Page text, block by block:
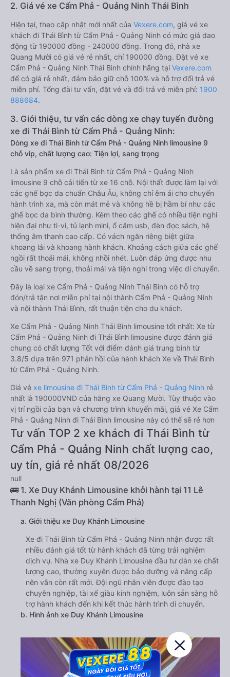
2. Giá vé xe Cẩm Phả - Quảng Ninh Thái Bình
Hiện tại, theo cập nhật mới nhất của Vexere.com, giá vé xe
khách đi Thái Bình từ Cẩm Phả - Quảng Ninh có mức giá dao
động từ 190000 đồng - 240000 đồng. Trong đó, nhà xe
Quang Mười có giá vé rẻ nhất, chỉ 190000 đồng. Đặt vé xe
Cẩm Phả - Quảng Ninh Thái Bình chính hãng tại Vexere.com
để có giá rẻ nhất, đảm bảo giữ chỗ 100% và hỗ trợ đổi trả vé
miễn phí. Tổng đài tư vấn, đặt vé và đổi trả vé miễn phí: 1900
888684.
3. Giới thiệu, tư vấn các dòng xe chạy tuyến đường
xe đi Thái Bình từ Cẩm Phả - Quảng Ninh:
Dòng xe đi Thái Bình từ Cẩm Phả - Quảng Ninh limousine 9
chỗ vip, chất lượng cao: Tiện lợi, sang trọng
Là sản phẩm xe đi Thái Bình từ Cẩm Phả - Quảng Ninh
limousine 9 chỗ cải tiến từ xe 16 chỗ. Nội thất được làm lại với
các ghế bọc da chuẩn Châu Âu, không chỉ êm ái cho chuyến
hành trình xa, mà còn mát mẻ và không hề bị hầm bí như các
ghế bọc da bình thường. Kèm theo các ghế có nhiều tiện nghi
hiện đại như ti-vi, tủ lạnh mini, ổ cắm usb, đèn đọc sách, hệ
thống âm thanh cao cấp. Có vách ngăn riêng biệt giữa
khoang lái và khoang hành khách. Khoảng cách giữa các ghế
ngồi rất thoải mái, không nhồi nhét. Luôn đáp ứng được nhu
cầu về sang trọng, thoải mái và tiện nghi trong việc di chuyển.
Đây là loại xe Cẩm Phả - Quảng Ninh Thái Bình có hỗ trợ
đón/trả tận nơi miễn phí tại nội thành Cẩm Phả - Quảng Ninh
và nội thành Thái Bình, rất thuận tiện cho du khách.
Xe Cẩm Phả - Quảng Ninh Thái Bình limousine tốt nhất: Xe từ
Cẩm Phả - Quảng Ninh đi Thái Bình limousine được đánh giá
chung có chất lượng Tốt với điểm đánh giá trung bình từ
3.8/5 dựa trên 971 phản hồi của hành khách Xe về Thái Bình
từ Cẩm Phả - Quảng Ninh.
Giá vé xe limousine đi Thái Bình từ Cẩm Phả - Quảng Ninh rẻ
nhất là 190000VND của hãng xe Quang Mười. Tùy thuộc vào
vị trí ngồi của bạn và chương trình khuyến mãi, giá vé Xe Cẩm
Phả - Quảng Ninh đi Thái Bình limousine này có thể sẽ rẻ hơn
Tư vấn TOP 2 xe khách đi Thái Bình từ
Cẩm Phả - Quảng Ninh chất lượng cao,
uy tín, giá rẻ nhất 08/2026
null
🚌 1. Xe Duy Khánh Limousine khởi hành tại 11 Lê
Thanh Nghị (Văn phòng Cẩm Phả)
a. Giới thiệu xe Duy Khánh Limousine
Xe đi Thái Bình từ Cẩm Phả - Quảng Ninh nhận được rất
nhiều đánh giá tốt từ hành khách đã từng trải nghiệm
dịch vụ. Nhà xe Duy Khánh Limousine đầu tư dàn xe chất
lượng cao, thường xuyên được bảo dưỡng và nâng cấp
nên vẫn còn rất mới. Đội ngũ nhân viên được đào tạo
chuyên nghiệp, tài xế giàu kinh nghiệm, luôn sẵn sàng hỗ
trợ hành khách đến khi kết thúc hành trình di chuyển.
b. Hình ảnh xe Duy Khánh Limousine